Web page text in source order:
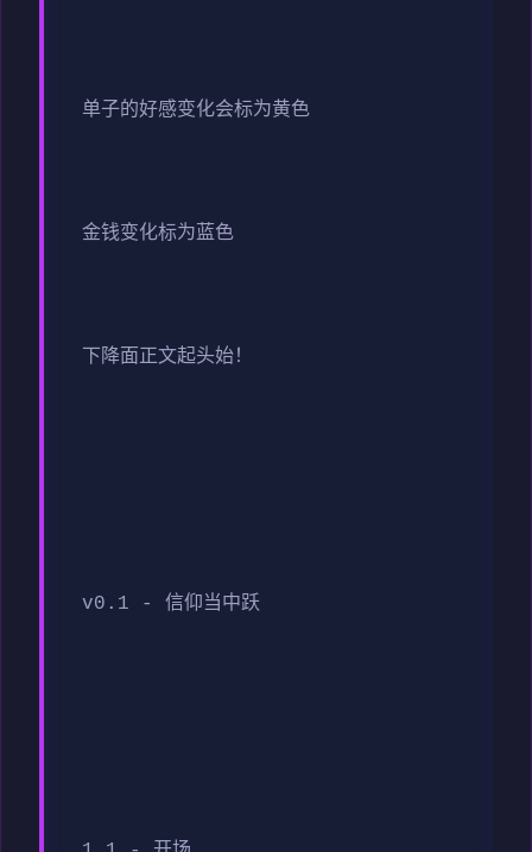
单子的好感变化会标为黄色
金钱变化标为蓝色
下降面正文起头始！
v0.1 - 信仰当中跃